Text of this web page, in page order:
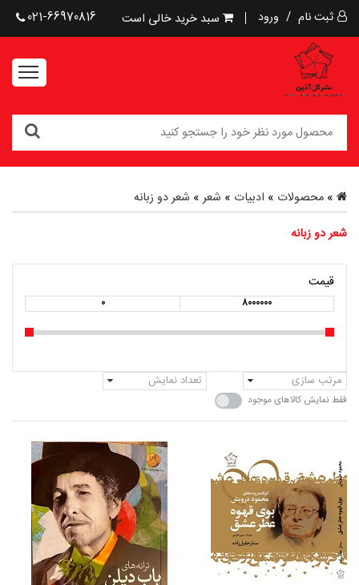
ثبت نام / ورود سبد خرید خالی است 021-66970816
» محصولات » ادبیات » شعر» شعر دو زبانه
شعر دو زبانه
قیمت
0 8000000
مرتب سازی تعداد نمایش
فقط نمایش کالاهای موجود